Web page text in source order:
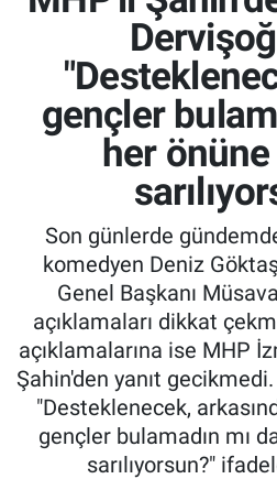
gençler
her
Son günlerde
komedyen Deniz
Genel Başkanı
açıklamaları dikkat
açıklamalarına ise MHP
Şahin'den yanıt
"Desteklenecek,
gençler bulamadın mı
sarılıyorsun?"
İzmir Trafik Yoğunluk
Süper Lig Puan Durumu
Tüm Manşetler
Son Dakika Haberleri
Haber Arşivi